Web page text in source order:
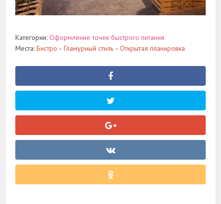
Категории:Оформление точек быстрого питания
Места:Бистро • Гламурный стиль • Открытая планировка